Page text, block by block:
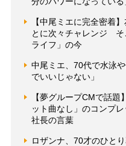
【中尾ミエに完全密着
とに次々チャレンジ そ
ライフ」の今
中尾ミエ、70代で水泳
でいいじゃない」
【夢グループCMで話
ット曲なし」のコンプ
社長の言葉
ロザンナ、70才のひと